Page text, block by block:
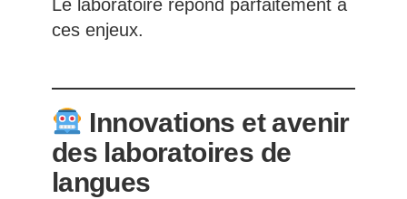
Le laboratoire répond parfaitement à
ces enjeux.
Innovations et avenir
des laboratoires de
langues